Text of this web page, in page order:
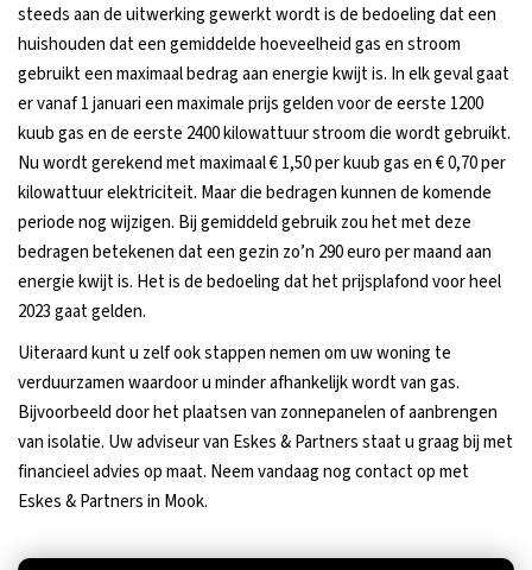
steeds aan de uitwerking gewerkt wordt is de bedoeling dat een
huishouden dat een gemiddelde hoeveelheid gas en stroom
gebruikt een maximaal bedrag aan energie kwijt is. In elk geval gaat
er vanaf 1 januari een maximale prijs gelden voor de eerste 1200
kuub gas en de eerste 2400 kilowattuur stroom die wordt gebruikt.
Nu wordt gerekend met maximaal € 1,50 per kuub gas en € 0,70 per
kilowattuur elektriciteit. Maar die bedragen kunnen de komende
periode nog wijzigen. Bij gemiddeld gebruik zou het met deze
bedragen betekenen dat een gezin zo’n 290 euro per maand aan
energie kwijt is. Het is de bedoeling dat het prijsplafond voor heel
2023 gaat gelden.
Uiteraard kunt u zelf ook stappen nemen om uw woning te
verduurzamen waardoor u minder afhankelijk wordt van gas.
Bijvoorbeeld door het plaatsen van zonnepanelen of aanbrengen
van isolatie. Uw adviseur van Eskes & Partners staat u graag bij met
financieel advies op maat. Neem vandaag nog contact op met
Eskes & Partners in Mook.